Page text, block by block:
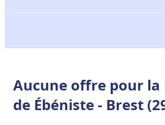
Aucune offre pour la
de Ébéniste - Brest